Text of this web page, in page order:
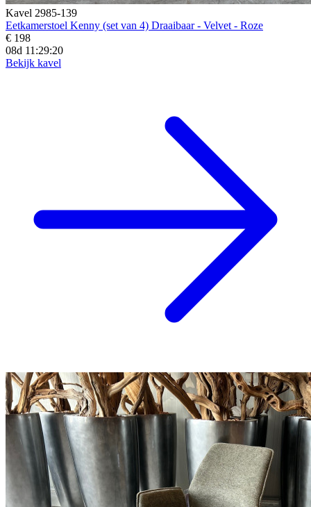
Kavel 2985-139
Eetkamerstoel Kenny (set van 4) Draaibaar - Velvet - Roze
€ 198
08d 11:29:19
Bekijk kavel